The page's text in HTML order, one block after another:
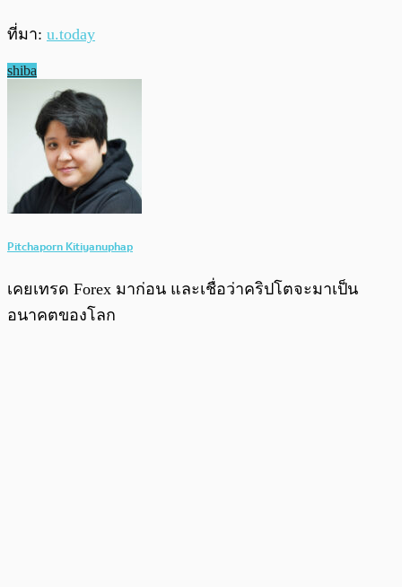
ที่มา: u.today
shiba
Pitchaporn Kitiyanuphap
เคยเทรด Forex มาก่อน และเชื่อว่าคริปโตจะมาเป็น
อนาคตของโลก